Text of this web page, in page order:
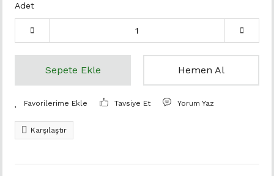
Adet
Sepete Ekle Hemen Al
Tavsiye Et Yorum Yaz
Karşılaştır